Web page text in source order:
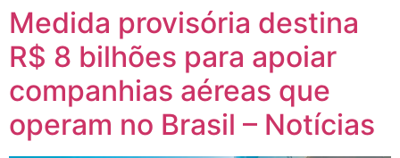
Medida provisória destina
R$ 8 bilhões para apoiar
companhias aéreas que
operam no Brasil – Notícias